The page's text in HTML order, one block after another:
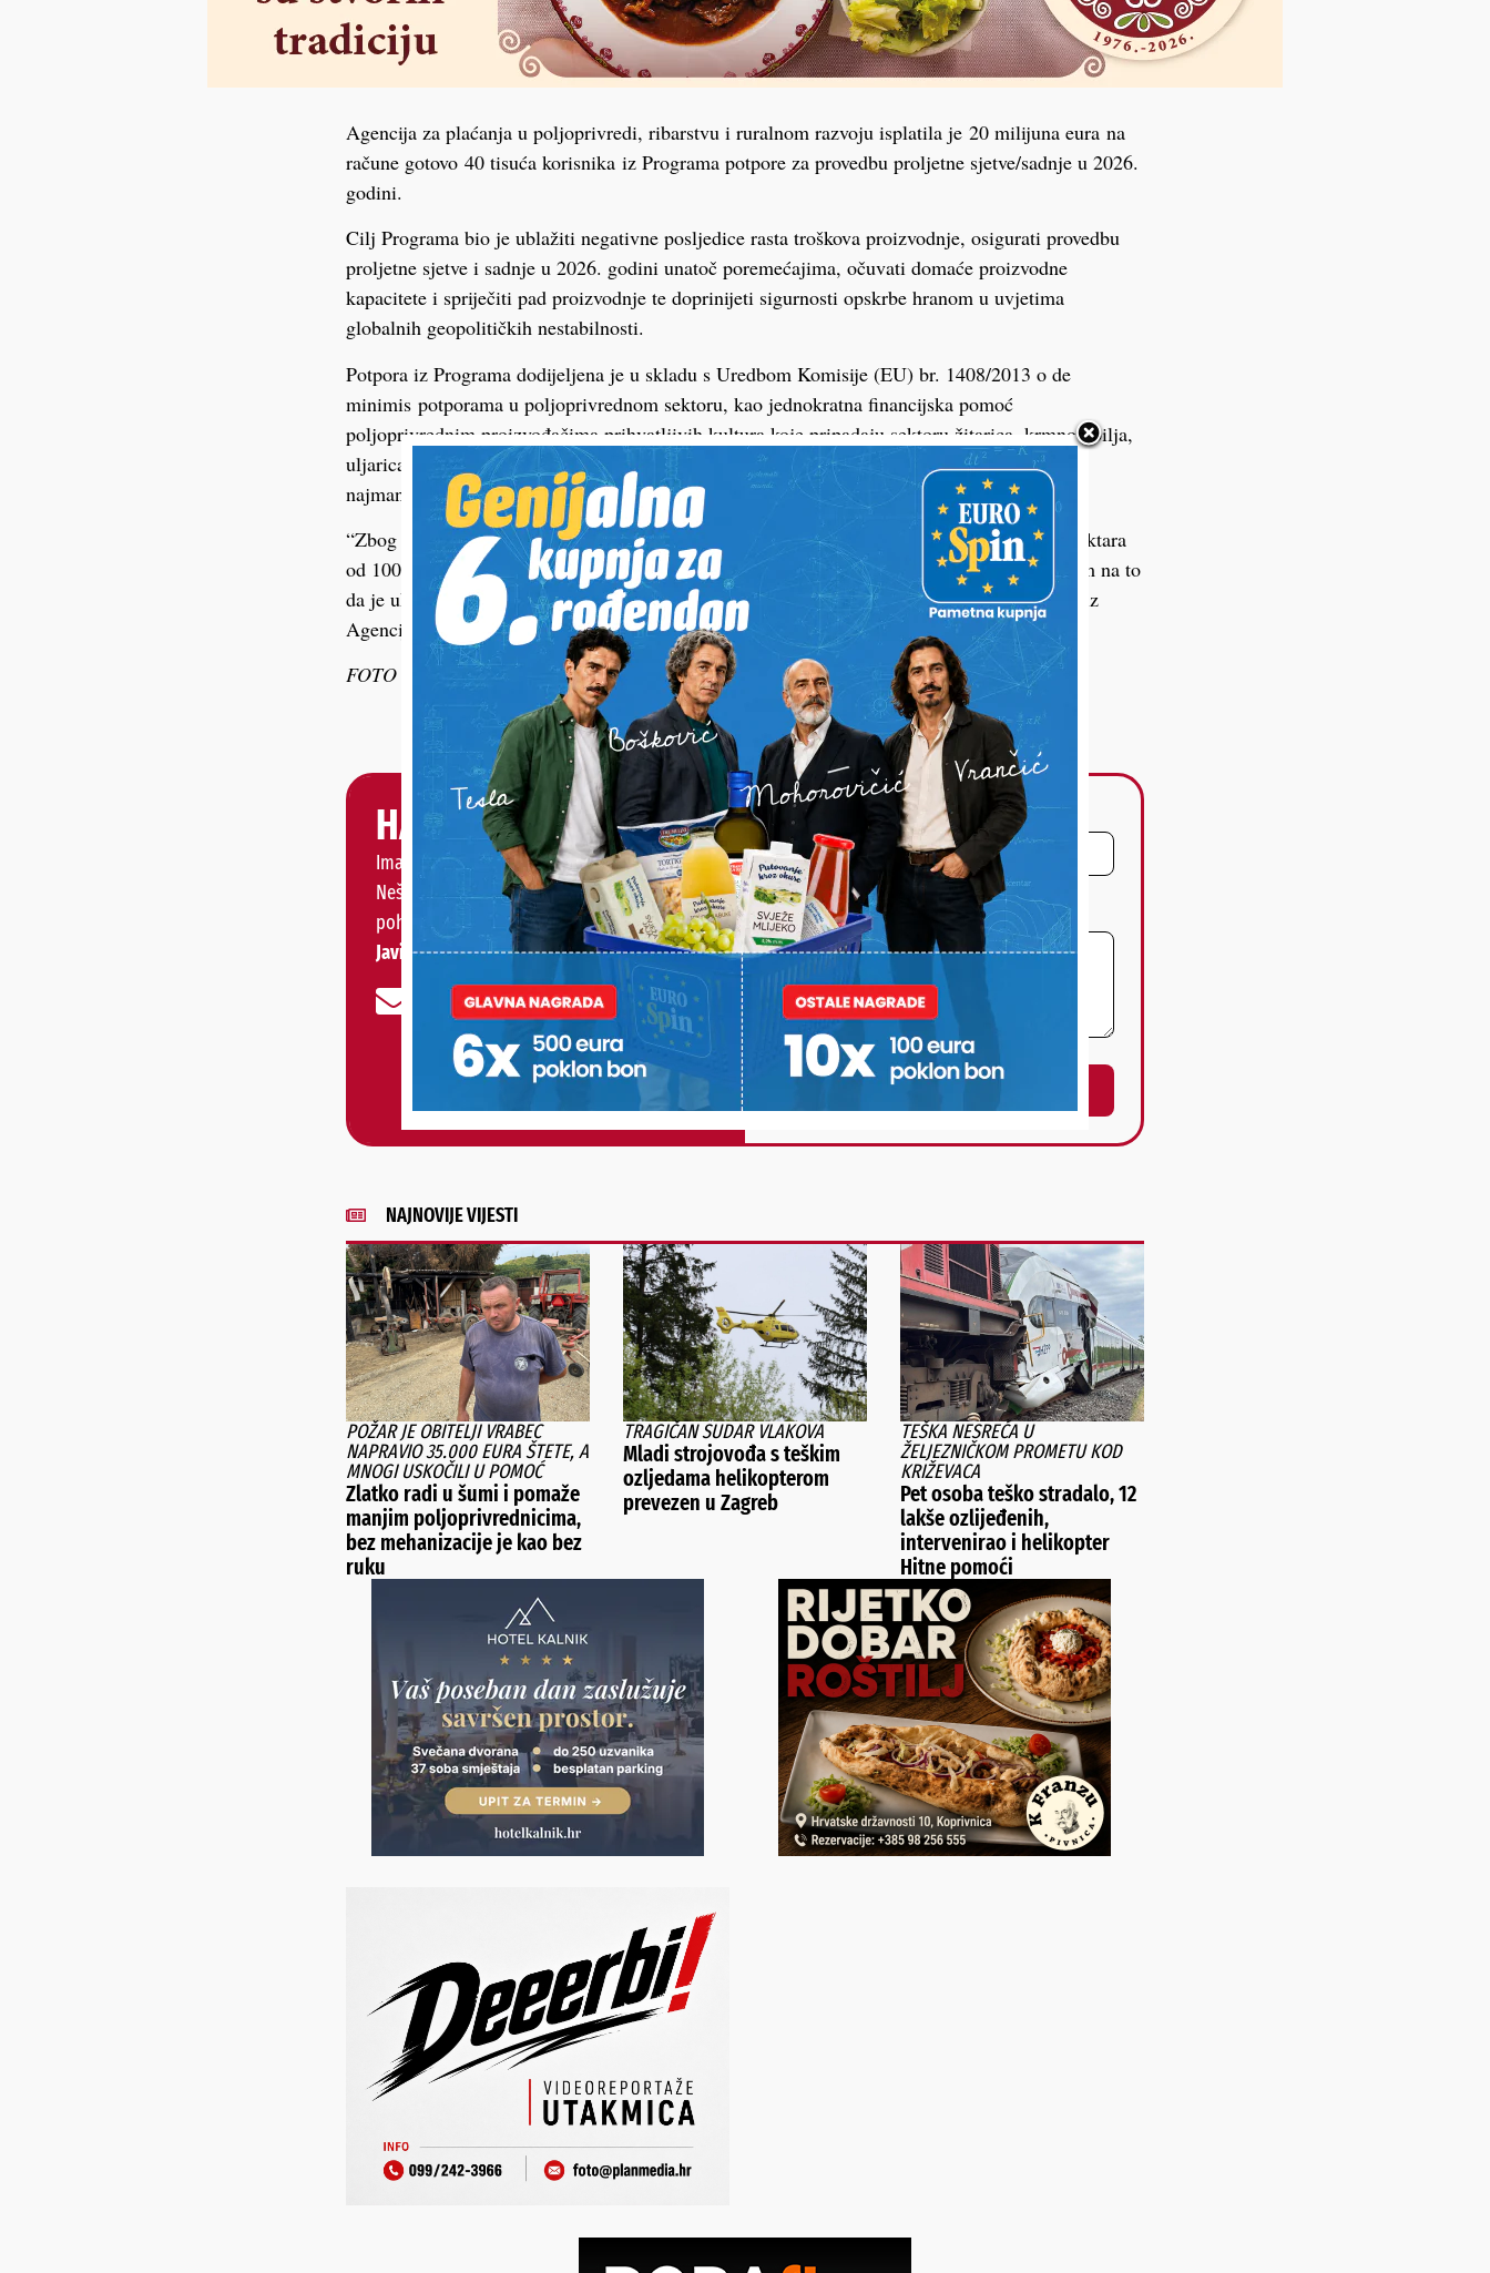
Agencija za plaćanja u poljoprivredi, ribarstvu i ruralnom razvoju isplatila je 20 milijuna eura na
račune gotovo 40 tisuća korisnika iz Programa potpore za provedbu proljetne sjetve/sadnje u 2026.
godini.
Cilj Programa bio je ublažiti negativne posljedice rasta troškova proizvodnje, osigurati provedbu
proljetne sjetve i sadnje u 2026. godini unatoč poremećajima, očuvati domaće proizvodne
kapacitete i spriječiti pad proizvodnje te doprinijeti sigurnosti opskrbe hranom u uvjetima
globalnih geopolitičkih nestabilnosti.
Potpora iz Programa dodijeljena je u skladu s Uredbom Komisije (EU) br. 1408/2013 o de
minimis potporama u poljoprivrednom sektoru, kao jednokratna financijska pomoć
poljoprivrednim proizvođačima prihvatljivih kultura koje pripadaju sektoru žitarica, krmnog bilja,
uljarica, soje, šećerne repe, ostalog industrijskog bilja, voćnih vrsta ili povrća za površine od
najmanje 1 do najviše 20 hektara.
“Zbog velikog odaziva poljoprivrednika, jedinični iznos potpore za prvih 10 prihvatljivih hektara
od 100 EUR/ha odnosno 50 EUR/ha za sljedećih 10 hektara razmjerno je umanjen s obzirom na to
da je ukupni iznos zahtjeva za potporu bio veći od iznosa osiguranog u proračunu”, navode iz
Agencije.
FOTO ilustracija
HALO, PODRAVSKI!
Imate priču, vijest, fotku ili video?
Nešto vas muči ili želite nešto/nekoga
pohvaliti?
Javite nam se!
Vaš email
Poruka
NAJNOVIJE VIJESTI
POŽAR JE OBITELJI VRABEC
NAPRAVIO 35.000 EURA ŠTETE, A
MNOGI USKOČILI U POMOĆ
Zlatko radi u šumi i pomaže
manjim poljoprivrednicima,
bez mehanizacije je kao bez
ruku
TRAGIČAN SUDAR VLAKOVA
Mladi strojovođa s teškim
ozljedama helikopterom
prevezen u Zagreb
TEŠKA NESREĆA U
ŽELJEZNIČKOM PROMETU KOD
KRIŽEVACA
Pet osoba teško stradalo, 12
lakše ozlijeđenih,
intervenirao i helikopter
Hitne pomoći